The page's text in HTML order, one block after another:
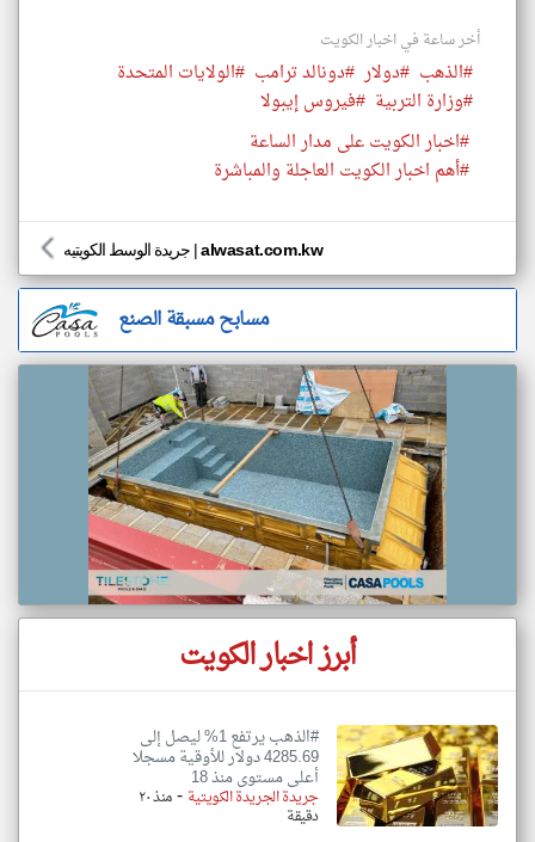
أخر ساعة في اخبار الكويت
#الذهب #دولار #دونالد ترامب #الولايات المتحدة
#وزارة التربية #فيروس إيبولا
#اخبار الكويت على مدار الساعة
#أهم اخبار الكويت العاجلة والمباشرة
جريدة الوسط الكويتيه |alwasat.com.kw
مسابح مسبقة الصنع
أبرز اخبار الكويت
#الذهب يرتفع 1% ليصل إلى
4285.69 دولار للأوقية مسجلا
أعلى مستوى منذ 18
جريدة الجريدة الكويتية - منذ ٢٠
دقيقة